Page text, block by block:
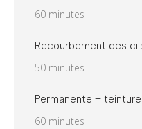
60 minutes
Recourbement des
50 minutes
Permanente +
60 minutes